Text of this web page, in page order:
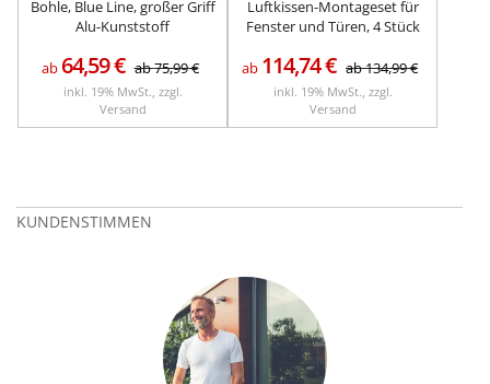
Bohle, Blue Line, großer Griff
Alu-Kunststoff
ab 64,59€ ab75,99€
inkl. 19% MwSt., zzgl.
Versand
Luftkissen-Montageset für
Fenster und Türen, 4 Stück
ab 114,74€ ab134,99€
inkl. 19% MwSt., zzgl.
Versand
KUNDENSTIMMEN